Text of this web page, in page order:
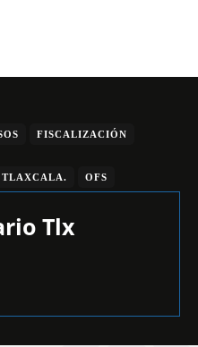
FISCALIZACIÓN
TLAXCALA.
OFS
Tlx